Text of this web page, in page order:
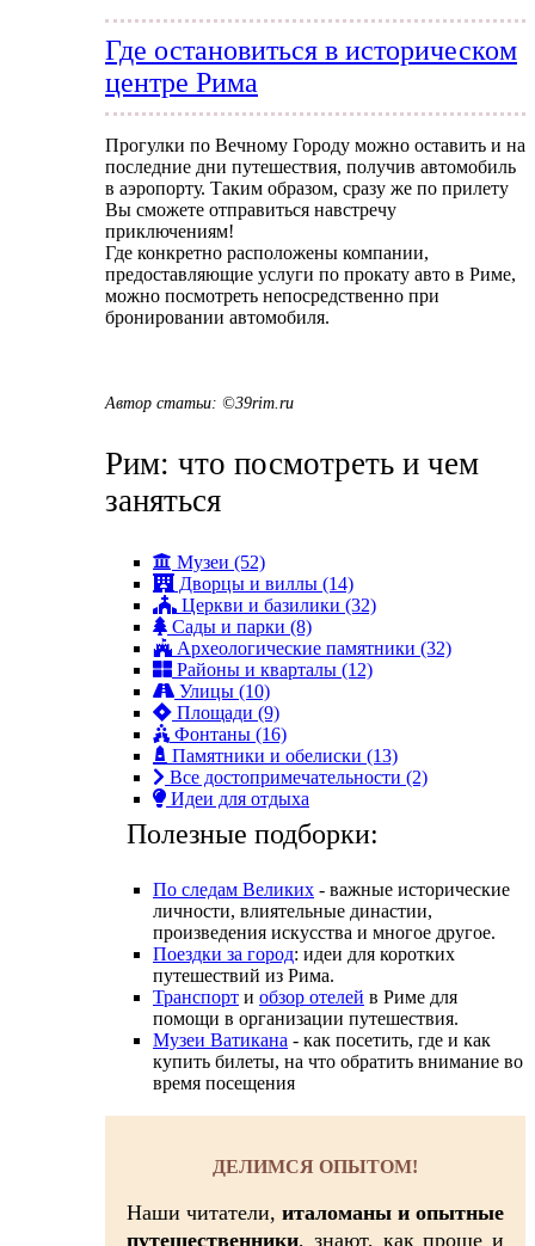
Где остановиться в историческом
центре Рима
Прогулки по Вечному Городу можно оставить и на
последние дни путешествия, получив автомобиль
в аэропорту. Таким образом, сразу же по прилету
Вы сможете отправиться навстречу
приключениям!
Где конкретно расположены компании,
предоставляющие услуги по прокату авто в Риме,
можно посмотреть непосредственно при
бронировании автомобиля.
Автор статьи: ©39rim.ru
Рим: что посмотреть и чем
заняться
Музеи (52)
Дворцы и виллы (14)
Церкви и базилики (32)
Сады и парки (8)
Археологические памятники (32)
Районы и кварталы (12)
Улицы (10)
Площади (9)
Фонтаны (16)
Памятники и обелиски (13)
Все достопримечательности (2)
Идеи для отдыха
Полезные подборки:
По следам Великих - важные исторические
личности, влиятельные династии,
произвeдения искусства и многое другое.
Поездки за город: идеи для коротких
путешествий из Рима.
Транспорт и обзор отелей в Риме для
помощи в организации путешествия.
Музеи Ватикана - как посетить, где и как
купить билеты, на что обратить внимание во
время посещения
ДЕЛИМСЯ ОПЫТОМ!
Наши читатели, италоманы и опытные
путешественники, знают, как проще и